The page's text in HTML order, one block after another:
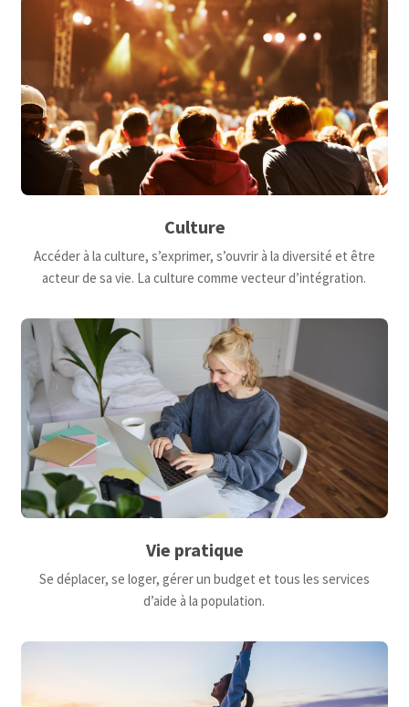
Culture
Accéder à la culture, s’exprimer, s’ouvrir à la diversité et être
acteur de sa vie. La culture comme vecteur d’intégration.
Vie pratique
Se déplacer, se loger, gérer un budget et tous les services
d’aide à la population.